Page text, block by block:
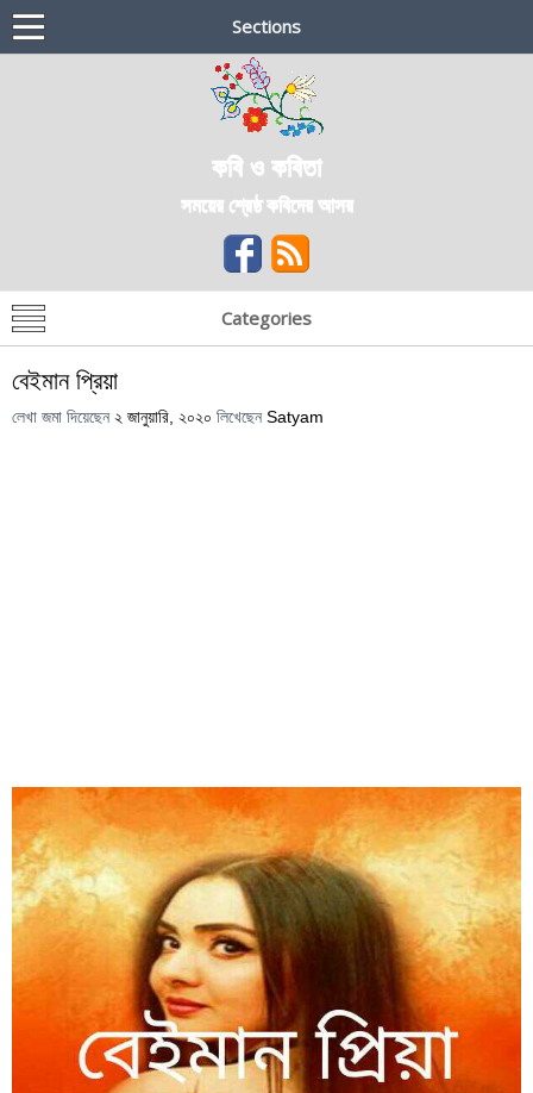
Sections
কবি ও কবিতা
সময়ের শ্রেষ্ঠ কবিদের আসর
Categories
বেইমান প্রিয়া
লেখা জমা দিয়েছেন ২ জানুয়ারি, ২০২০ লিখেছেন Satyam